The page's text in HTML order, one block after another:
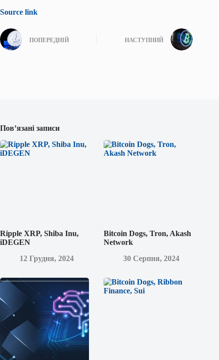
Source link
ПОПЕРЕДНІЙ НАСТУПНИЙ
Пов’язані записи
Ripple XRP, Shiba Inu,
iDEGEN
12 Грудня, 2024
Bitcoin Dogs, Tron, Akash
Network
30 Серпня, 2024